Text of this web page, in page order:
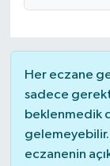
Her eczane
sadece
beklenmedik
gelemeyebilir.
eczanenin